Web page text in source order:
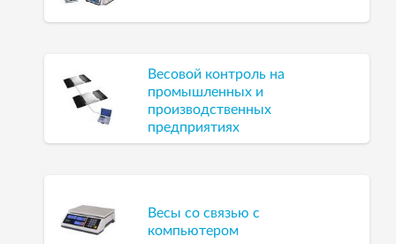
Весовой контроль на
промышленных и
производственных
предприятиях
Весы со связью с
компьютером